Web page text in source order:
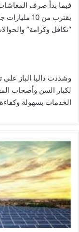
يقترب من
“تكافل وكرامة”
وشددت داليا الباز على
لكبار السن وأصحاب
الخدمات بسهولة
تنفيذ
محطة
طاقة
شمسية
أعلى
عدد
من
عمارات